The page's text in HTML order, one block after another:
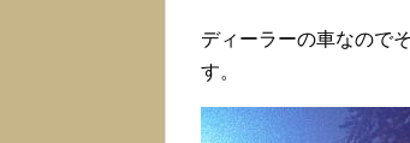
ディーラーの車なので
す。